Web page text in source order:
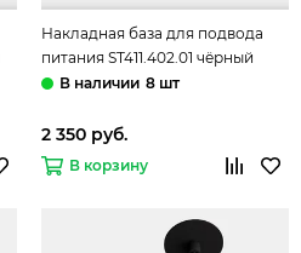
Накладная база для подвода
питания ST411.402.01 чёрный
Band ST-Luce 8 шт
2 350 руб.
В корзину